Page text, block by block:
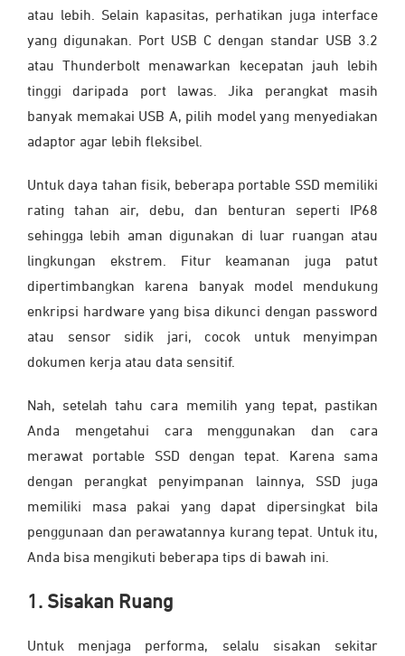
atau lebih. Selain kapasitas, perhatikan juga interface
yang digunakan. Port USB C dengan standar USB 3.2
atau Thunderbolt menawarkan kecepatan jauh lebih
tinggi daripada port lawas. Jika perangkat masih
banyak memakai USB A, pilih model yang menyediakan
adaptor agar lebih fleksibel.
Untuk daya tahan fisik, beberapa portable SSD memiliki
rating tahan air, debu, dan benturan seperti IP68
sehingga lebih aman digunakan di luar ruangan atau
lingkungan ekstrem. Fitur keamanan juga patut
dipertimbangkan karena banyak model mendukung
enkripsi hardware yang bisa dikunci dengan password
atau sensor sidik jari, cocok untuk menyimpan
dokumen kerja atau data sensitif.
Nah, setelah tahu cara memilih yang tepat, pastikan
Anda mengetahui cara menggunakan dan cara
merawat portable SSD dengan tepat. Karena sama
dengan perangkat penyimpanan lainnya, SSD juga
memiliki masa pakai yang dapat dipersingkat bila
penggunaan dan perawatannya kurang tepat. Untuk itu,
Anda bisa mengikuti beberapa tips di bawah ini.
1. Sisakan Ruang
Untuk menjaga performa, selalu sisakan sekitar